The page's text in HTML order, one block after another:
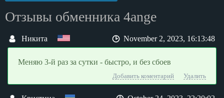
Отзывы обменника 4ange
Никита November 2, 2023, 16:13:48
Меняю 3-й раз за сутки - быстро, и без сбоев
Добавить коментарий Удалить